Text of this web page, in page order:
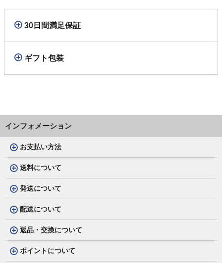
30日間満足保証
ギフト包装
インフォメーション
お支払い方法
送料について
発送について
配送について
返品・交換について
ポイントについて